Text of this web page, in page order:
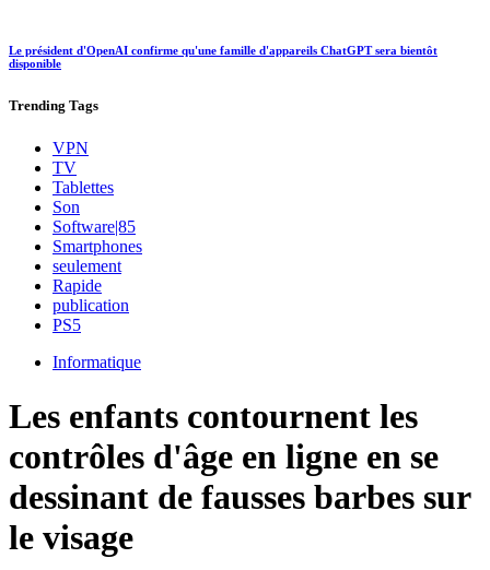
Le président d'OpenAI confirme qu'une famille d'appareils ChatGPT sera bientôt
disponible
Trending Tags
VPN
TV
Tablettes
Son
Software|85
Smartphones
seulement
Rapide
publication
PS5
Informatique
Les enfants contournent les
contrôles d'âge en ligne en se
dessinant de fausses barbes sur
le visage